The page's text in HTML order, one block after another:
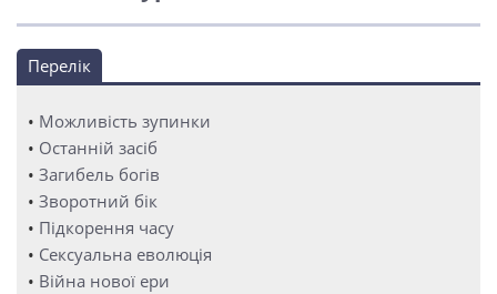
Перелік
• Можливість зупинки
• Останній засіб
• Загибель богів
• Зворотний бік
• Підкорення часу
• Сексуальна еволюція
• Війна нової ери